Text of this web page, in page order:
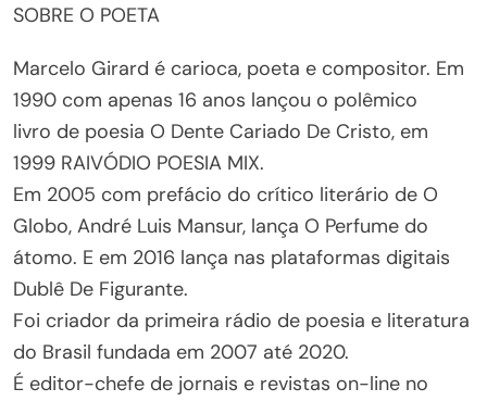
SOBRE O POETA
Marcelo Girard é carioca, poeta e compositor. Em
1990 com apenas 16 anos lançou o polêmico
livro de poesia O Dente Cariado De Cristo, em
1999 RAIVÓDIO POESIA MIX.
Em 2005 com prefácio do crítico literário de O
Globo, André Luis Mansur, lança O Perfume do
átomo. E em 2016 lança nas plataformas digitais
Dublê De Figurante.
Foi criador da primeira rádio de poesia e literatura
do Brasil fundada em 2007 até 2020.
É editor-chefe de jornais e revistas on-line no